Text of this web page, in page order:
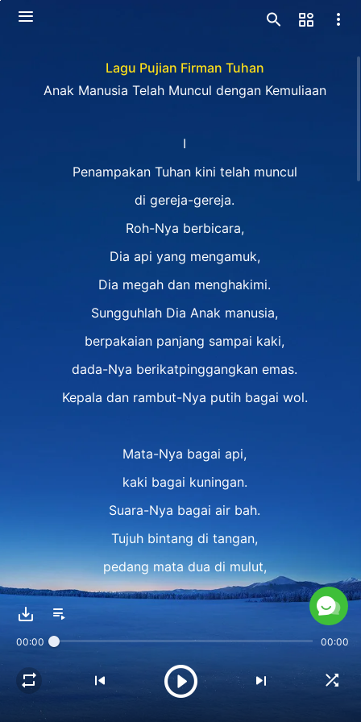
Lagu Pujian Firman Tuhan
Anak Manusia Telah Muncul dengan Kemuliaan
I
Penampakan Tuhan kini telah muncul
di gereja-gereja.
Roh-Nya berbicara,
Dia api yang mengamuk,
Dia megah dan menghakimi.
Sungguhlah Dia Anak manusia,
berpakaian panjang sampai kaki,
dada-Nya berikatpinggangkan emas.
Kepala dan rambut-Nya putih bagai wol.
Mata-Nya bagai api,
kaki bagai kuningan.
Suara-Nya bagai air bah.
Tujuh bintang di tangan,
pedang mata dua di mulut,
wajah-Nya bersinar bagai matahari.
dalam tubuh rohani, tanpa daging,
00:00 00:00